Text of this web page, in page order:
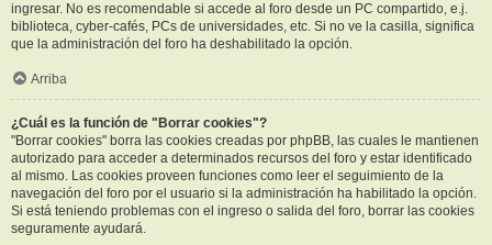
ingresar. No es recomendable si accede al foro desde un PC compartido, e.j.
biblioteca, cyber-cafés, PCs de universidades, etc. Si no ve la casilla, significa
que la administración del foro ha deshabilitado la opción.
Arriba
¿Cuál es la función de "Borrar cookies"?
"Borrar cookies" borra las cookies creadas por phpBB, las cuales le mantienen
autorizado para acceder a determinados recursos del foro y estar identificado
al mismo. Las cookies proveen funciones como leer el seguimiento de la
navegación del foro por el usuario si la administración ha habilitado la opción.
Si está teniendo problemas con el ingreso o salida del foro, borrar las cookies
seguramente ayudará.